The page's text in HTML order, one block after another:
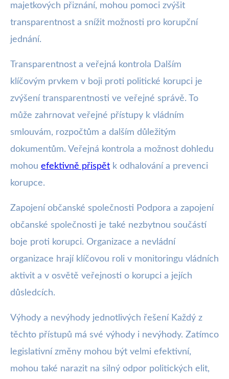
majetkových přiznání, mohou pomoci zvýšit
transparentnost a snížit možnosti pro korupční
jednání.
Transparentnost a veřejná kontrola Dalším
klíčovým prvkem v boji proti politické korupci je
zvýšení transparentnosti ve veřejné správě. To
může zahrnovat veřejné přístupy k vládním
smlouvám, rozpočtům a dalším důležitým
dokumentům. Veřejná kontrola a možnost dohledu
mohou efektivně přispět k odhalování a prevenci
korupce.
Zapojení občanské společnosti Podpora a zapojení
občanské společnosti je také nezbytnou součástí
boje proti korupci. Organizace a nevládní
organizace hrají klíčovou roli v monitoringu vládních
aktivit a v osvětě veřejnosti o korupci a jejích
důsledcích.
Výhody a nevýhody jednotlivých řešení Každý z
těchto přístupů má své výhody i nevýhody. Zatímco
legislativní změny mohou být velmi efektivní,
mohou také narazit na silný odpor politických elit,